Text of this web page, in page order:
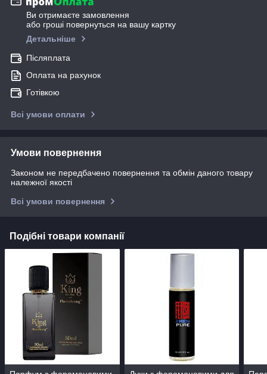
Ви отримаєте замовлення
або гроші повернуться на вашу картку
Детальніше
Післяплата
Оплата на рахунок
Готівкою
Всі умови оплати
Умови повернення
Законом не передбачено повернення та обмін даного товару
належної якості
Всі умови повернення
Подібні товари компанії